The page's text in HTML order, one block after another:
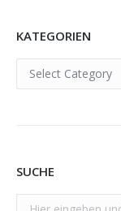
KATEGORIEN
KATEGORIEN
SUCHE
Search: